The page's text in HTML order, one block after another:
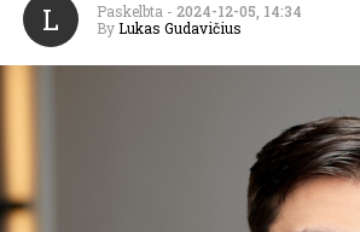
L Paskelbta - 2024-12-05, 14:34
By Lukas Gudavičius